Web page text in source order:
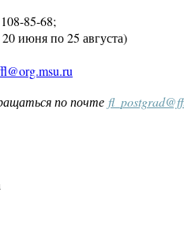
85-68;
июня по 25 августа)
по почте